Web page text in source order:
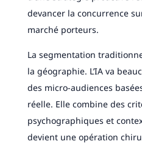
devancer la concurrence
marché porteurs.
La segmentation
la géographie. L’IA va
des micro-audiences
réelle. Elle combine des
psychographiques et
devient une opération